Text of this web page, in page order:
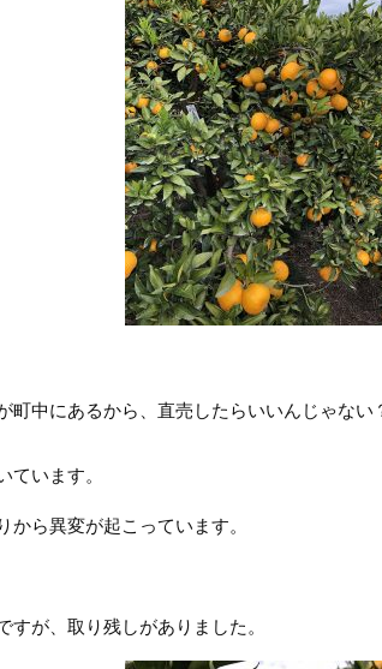
町中にあるから、直売したらいいんじゃな
います。
ら異変が起こっています。
が、取り残しがありました。